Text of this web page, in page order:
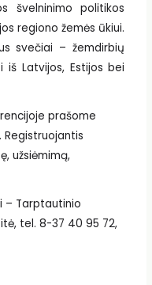
švelninimo politikos
regiono žemės ūkiui.
svečiai – žemdirbių
Latvijos, Estijos bei
prašome
Registruojantis
užsiėmimą,
– Tarptautinio
tel. 8-37 40 95 72,